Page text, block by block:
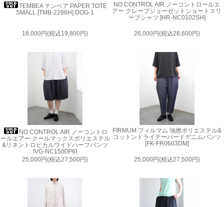
TEMBEA テンベア PAPER TOTE
SMALL [TMB-2286H] DOG-1
18,000円(税込19,800円)
NO CONTROL AIR ノーコントロールエ
アー クレープジョーゼットショートスリ
ーブシャツ [HR-NC0102SH]
26,000円(税込28,600円)
NO CONTROL AIR ノーコントロ
ールエアー クールマックスポリエステル
&リネントロピカルワイドハーフパンツ
[VG-NC1500P6]
25,000円(税込27,500円)
FIRMUM フィルマム 強撚ポリエステル&
コットンドライテーパードデニムパンツ
[FK-FR0603DM]
25,000円(税込27,500円)